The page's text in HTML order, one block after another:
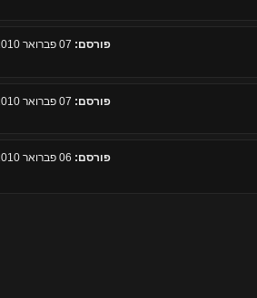
פורסם:
פורסם:
פורסם: